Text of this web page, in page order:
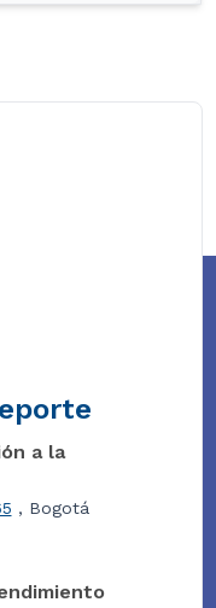
a la
, Bogotá